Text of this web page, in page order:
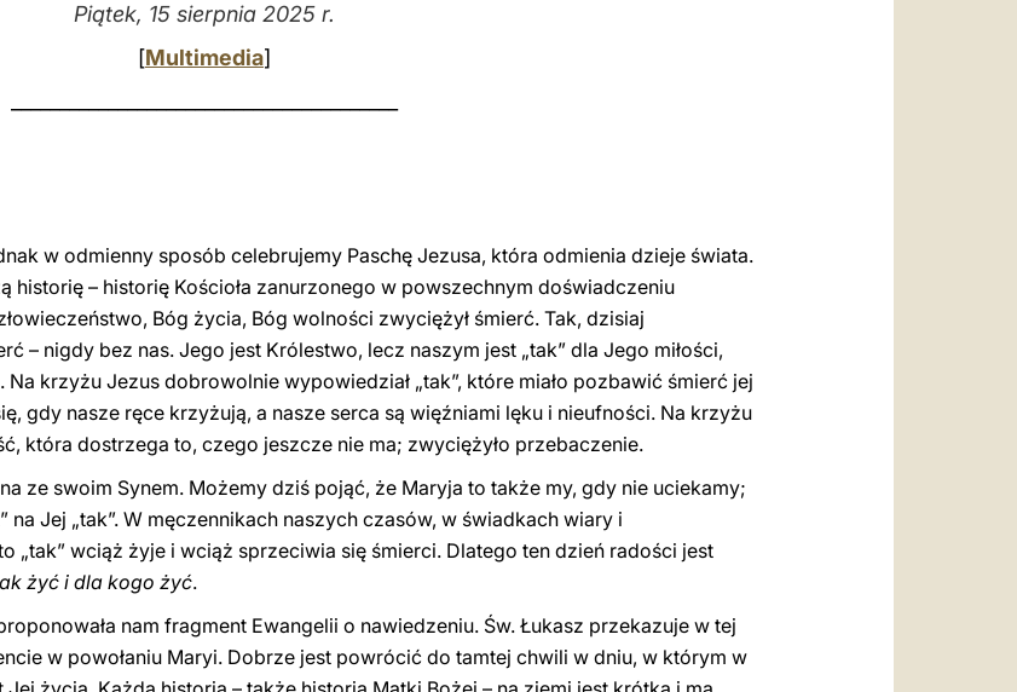
Piątek, 15 sierpnia 2025 r.
[Multimedia]
w odmienny sposób celebrujemy Paschę Jezusa, która odmienia dzieje świata.
historię – historię Kościoła zanurzonego w powszechnym doświadczeniu
Bóg życia, Bóg wolności zwyciężył śmierć. Tak, dzisiaj
– nigdy bez nas. Jego jest Królestwo, lecz naszym jest „tak” dla Jego miłości,
krzyżu Jezus dobrowolnie wypowiedział „tak”, które miało pozbawić śmierć jej
gdy nasze ręce krzyżują, a nasze serca są więźniami lęku i nieufności. Na krzyżu
która dostrzega to, czego jeszcze nie ma; zwyciężyło przebaczenie.
ze swoim Synem. Możemy dziś pojąć, że Maryja to także my, gdy nie uciekamy;
Jej „tak”. W męczennikach naszych czasów, w świadkach wiary i
„tak” wciąż żyje i wciąż sprzeciwia się śmierci. Dlatego ten dzień radości jest
żyć i dla kogo żyć.
nam fragment Ewangelii o nawiedzeniu. Św. Łukasz przekazuje w tej
w powołaniu Maryi. Dobrze jest powrócić do tamtej chwili w dniu, w którym w